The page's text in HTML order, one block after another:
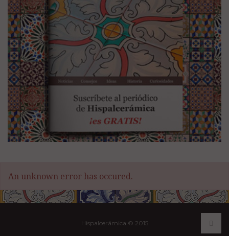
An unknown error has occured.
Hispalcerámica © 2015